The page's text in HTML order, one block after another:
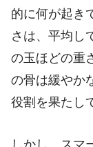
的に何が起き
さは、平均し
の玉ほどの重
の骨は緩やか
役割を果たし